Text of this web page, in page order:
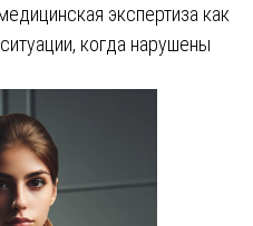
экспертиза как
когда нарушены